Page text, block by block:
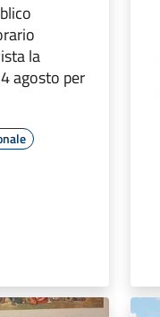
la
agosto per